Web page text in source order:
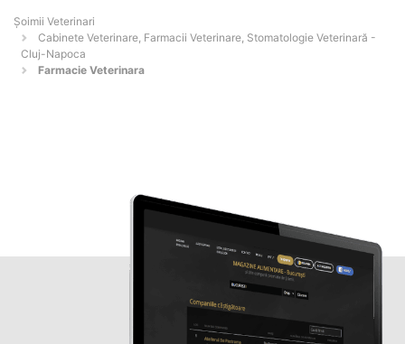
Șoimii Veterinari
Cabinete Veterinare, Farmacii Veterinare, Stomatologie Veterinară -
Cluj-Napoca
Farmacie Veterinara